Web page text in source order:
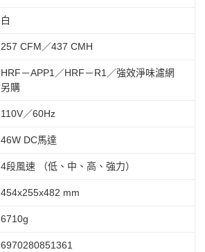
白
257 CFM／437 CMH
HRF－APP1／HRF－R1／強效淨味濾網
另購
110V／60Hz
46W DC馬達
4段風速 （低、中、高、強力）
454x255x482 mm
6710g
6970280851361